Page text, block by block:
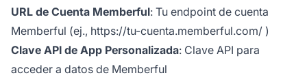
URL de Cuenta Memberful: Tu endpoint de cuenta
Memberful (ej., https://tu-cuenta.memberful.com/ )
Clave API de App Personalizada: Clave API para
acceder a datos de Memberful